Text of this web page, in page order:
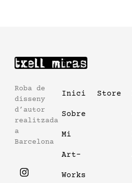
Roba de
disseny
d’autor
realitzada
a
Barcelona
Inici
Sobre
Mi
Art-
Works
Store